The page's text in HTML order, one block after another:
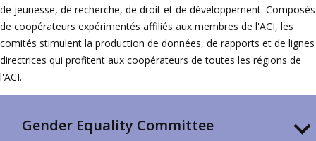
de jeunesse, de recherche, de droit et de développement. Composés
de coopérateurs expérimentés affiliés aux membres de l'ACI, les
comités stimulent la production de données, de rapports et de lignes
directrices qui profitent aux coopérateurs de toutes les régions de
l'ACI.
Gender Equality Committee